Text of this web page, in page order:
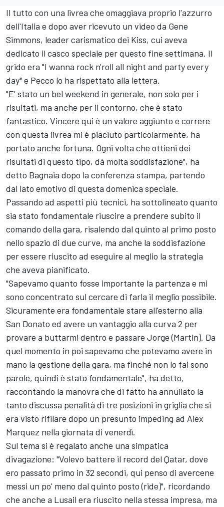
Il tutto con una livrea che omaggiava proprio l'azzurro
dell'Italia e dopo aver ricevuto un video da Gene
Simmons, leader carismatico dei Kiss, cui aveva
dedicato il casco speciale per questo fine settimana. Il
grido era "I wanna rock n'roll all night and party every
day" e Pecco lo ha rispettato alla lettera.
"E' stato un bel weekend in generale, non solo per i
risultati, ma anche per il contorno, che è stato
fantastico. Vincere qui è un valore aggiunto e correre
con questa livrea mi è piaciuto particolarmente, ha
portato anche fortuna. Ogni volta che ottieni dei
risultati di questo tipo, dà molta soddisfazione", ha
detto Bagnaia dopo la conferenza stampa, partendo
dal lato emotivo di questa domenica speciale.
Passando ad aspetti più tecnici, ha sottolineato quanto
sia stato fondamentale riuscire a prendere subito il
comando della gara, risalendo dal quinto al primo posto
nello spazio di due curve, ma anche la soddisfazione
per essere riuscito ad eseguire al meglio la strategia
che aveva pianificato.
"Sapevamo quanto fosse importante la partenza e mi
sono concentrato sul cercare di farla il meglio possibile.
Sicuramente era fondamentale stare all'esterno alla
San Donato ed avere un vantaggio alla curva 2 per
provare a buttarmi dentro e passare Jorge (Martin). Da
quel momento in poi sapevamo che potevamo avere in
mano la gestione della gara, ma finché non lo fai sono
parole, quindi è stato fondamentale", ha detto,
raccontando la manovra che di fatto ha annullato la
tanto discussa penalità di tre posizioni in griglia che si
era visto rifilare dopo un presunto impeding ad Alex
Marquez nella giornata di venerdì.
Sul tema si è regalato anche una simpatica
divagazione: "Volevo battere il record del Qatar, dove
ero passato primo in 32 secondi, qui penso di avercene
messi un po' meno dal quinto posto (ride)", ricordando
che anche a Lusail era riuscito nella stessa impresa, ma